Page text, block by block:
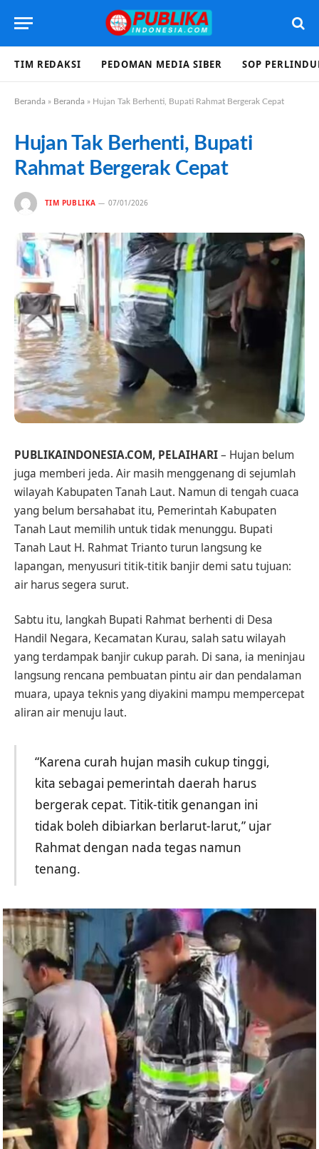
TIM REDAKSI PEDOMAN MEDIA SIBER SOP
Beranda » Beranda » Hujan Tak Berhenti, Bupati Rahmat Bergerak Cepat
Hujan Tak Berhenti, Bupati
Rahmat Bergerak Cepat
TIM PUBLIKA 07/01/2026
PUBLIKAINDONESIA.COM, PELAIHARI– Hujan belum
juga memberi jeda. Air masih menggenang di sejumlah
wilayah Kabupaten Tanah Laut. Namun di tengah cuaca
yang belum bersahabat itu, Pemerintah Kabupaten
Tanah Laut memilih untuk tidak menunggu. Bupati
Tanah Laut H. Rahmat Trianto turun langsung ke
lapangan, menyusuri titik-titik banjir demi satu tujuan:
air harus segera surut.
Sabtu itu, langkah Bupati Rahmat berhenti di Desa
Handil Negara, Kecamatan Kurau, salah satu wilayah
yang terdampak banjir cukup parah. Di sana, ia meninjau
langsung rencana pembuatan pintu air dan pendalaman
muara, upaya teknis yang diyakini mampu mempercepat
aliran air menuju laut.
“Karena curah hujan masih cukup tinggi,
kita sebagai pemerintah daerah harus
bergerak cepat. Titik-titik genangan ini
tidak boleh dibiarkan berlarut-larut,” ujar
Rahmat dengan nada tegas namun
tenang.